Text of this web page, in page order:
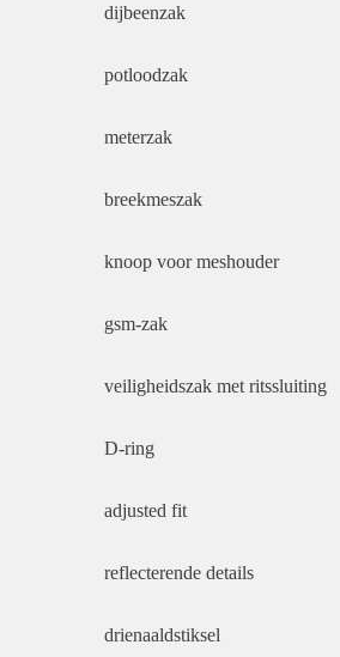
dijbeenzak
potloodzak
meterzak
breekmeszak
knoop voor meshouder
gsm-zak
veiligheidszak met ritssluiting
D-ring
adjusted fit
reflecterende details
drienaaldstiksel